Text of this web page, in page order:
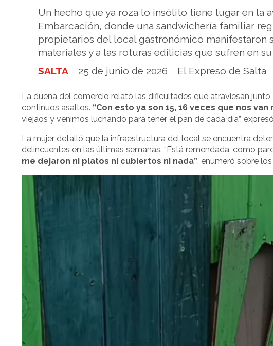
Un hecho que ya roza lo insólito tiene lugar en la
Embarcación, donde una sandwichería familiar
propietarios del local gastronómico manifestaron
materiales y a las roturas edilicias que sufren en
SALTA
25 de junio de 2026 El Expreso de Salta
La dueña del comercio relató las dificultades que atraviesan
continuos asaltos. “Con esto ya son 15, 16 veces que nos
viejaos y venimos luchando para tener el pan de cada día”,
La mujer detalló que la infraestructura del local se encuentra
delincuentes en las últimas semanas. “Está remendada, como
me dejaron ni platos ni cubiertos ni nada”, enumeró sobre